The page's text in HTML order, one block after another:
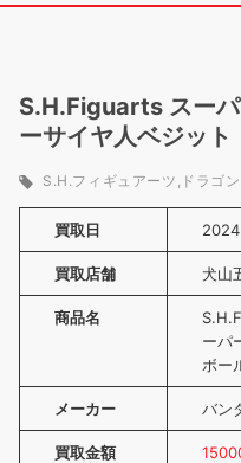
S.H.Figuarts スー
ーサイヤ人ベジット
S.H.フィギュアーツ ドラゴ
買取日
買取店舗 犬山
商品名
ーパ
ボー
メーカー バン
買取金額